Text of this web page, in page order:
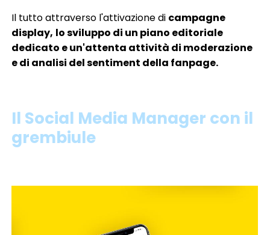
Il tutto attraverso l'attivazione di campagne
display, lo sviluppo di un piano editoriale
dedicato e un'attenta attività di moderazione
e di analisi del sentiment della fanpage.
Il Social Media Manager con il
grembiule